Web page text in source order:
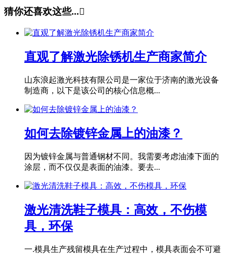
猜你还喜欢这些...
直观了解激光除锈机生产商家简介
山东浪起激光科技有限公司是一家位于济南的激光设备
制造商，以下是该公司的核心信息概...
如何去除镀锌金属上的油漆？
因为镀锌金属与普通钢材不同。我需要考虑油漆下面的
涂层，而不仅仅是表面的油漆。要去...
激光清洗鞋子模具：高效，不伤模
具，环保
一.模具生产残留模具在生产过程中，模具表面会不可避